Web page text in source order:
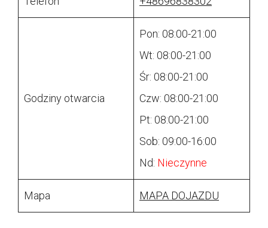
Godziny otwarcia
Pon: 08:00-21:00
Wt: 08:00-21:00
Śr: 08:00-21:00
Czw: 08:00-21:00
Pt: 08:00-21:00
Sob: 09:00-16:00
Nd: Nieczynne
Mapa MAPA DOJAZDU